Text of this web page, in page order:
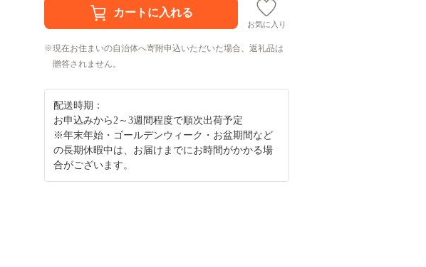
お気に入り
現在お住まいの自治体へ寄附申込いただいた場合、返礼品は
贈答されません。
配送時期：
お申込みから2～3週間程度で順次出荷予定
※年末年始・ゴールデンウィーク・お盆期間など
の長期休暇中は、お届けまでにお時間がかかる場
合がございます。